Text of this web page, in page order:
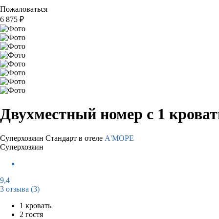
Пожаловаться
6 875 ₽
Двухместный номер с 1
Суперхозяин Стандарт в отеле A'МОРЕ
Суперхозяин
9,4
3 отзыва (3)
1 кровать
2 гостя